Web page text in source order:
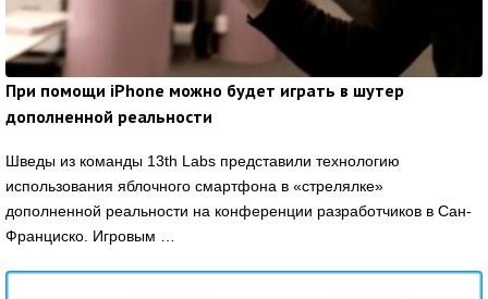
При помощи iPhone можно будет играть в шутер
дополненной реальности
Шведы из команды 13th Labs представили технологию
использования яблочного смартфона в «стрелялке»
дополненной реальности на конференции разработчиков в Сан-
Франциско. Игровым …